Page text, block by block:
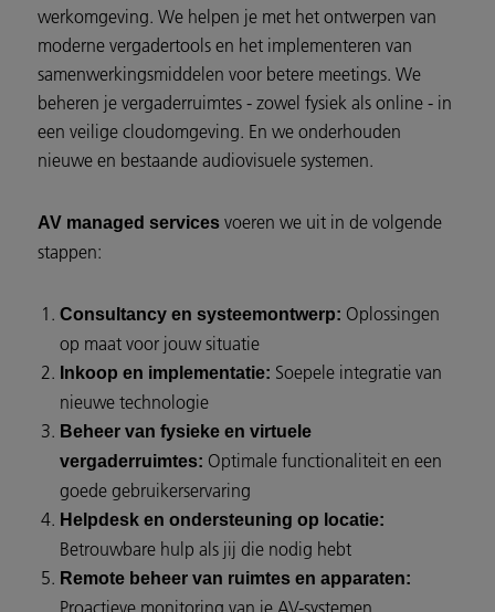
werkomgeving. We helpen je met het ontwerpen van
moderne vergadertools en het implementeren van
samenwerkingsmiddelen voor betere meetings. We
beheren je vergaderruimtes - zowel fysiek als online - in
een veilige cloudomgeving. En we onderhouden
nieuwe en bestaande audiovisuele systemen.
AV managed services voeren we uit in de volgende
stappen:
Consultancy en systeemontwerp: Oplossingen
op maat voor jouw situatie
Inkoop en implementatie: Soepele integratie van
nieuwe technologie
Beheer van fysieke en virtuele
vergaderruimtes: Optimale functionaliteit en een
goede gebruikerservaring
Helpdesk en ondersteuning op locatie:
Betrouwbare hulp als jij die nodig hebt
Remote beheer van ruimtes en apparaten:
Proactieve monitoring van je AV-systemen